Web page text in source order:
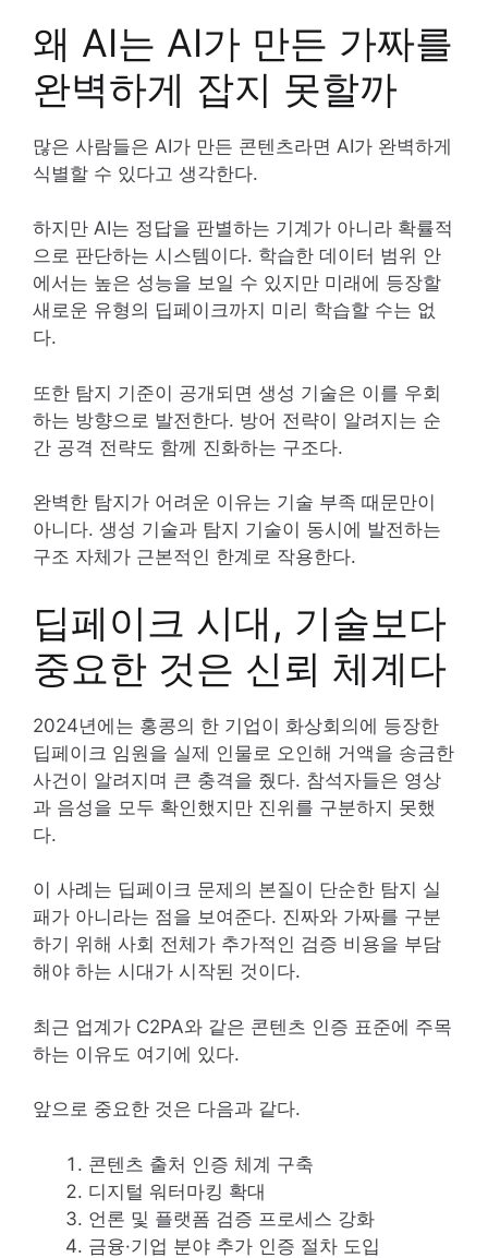
왜 AI는 AI가 만든 가짜를
완벽하게 잡지 못할까
많은 사람들은 AI가 만든 콘텐츠라면 AI가 완벽하게
식별할 수 있다고 생각한다.
하지만 AI는 정답을 판별하는 기계가 아니라 확률적
으로 판단하는 시스템이다. 학습한 데이터 범위 안
에서는 높은 성능을 보일 수 있지만 미래에 등장할
새로운 유형의 딥페이크까지 미리 학습할 수는 없
다.
또한 탐지 기준이 공개되면 생성 기술은 이를 우회
하는 방향으로 발전한다. 방어 전략이 알려지는 순
간 공격 전략도 함께 진화하는 구조다.
완벽한 탐지가 어려운 이유는 기술 부족 때문만이
아니다. 생성 기술과 탐지 기술이 동시에 발전하는
구조 자체가 근본적인 한계로 작용한다.
딥페이크 시대, 기술보다
중요한 것은 신뢰 체계다
2024년에는 홍콩의 한 기업이 화상회의에 등장한
딥페이크 임원을 실제 인물로 오인해 거액을 송금한
사건이 알려지며 큰 충격을 줬다. 참석자들은 영상
과 음성을 모두 확인했지만 진위를 구분하지 못했
다.
이 사례는 딥페이크 문제의 본질이 단순한 탐지 실
패가 아니라는 점을 보여준다. 진짜와 가짜를 구분
하기 위해 사회 전체가 추가적인 검증 비용을 부담
해야 하는 시대가 시작된 것이다.
최근 업계가 C2PA와 같은 콘텐츠 인증 표준에 주목
하는 이유도 여기에 있다.
앞으로 중요한 것은 다음과 같다.
콘텐츠 출처 인증 체계 구축
디지털 워터마킹 확대
언론 및 플랫폼 검증 프로세스 강화
금융·기업 분야 추가 인증 절차 도입